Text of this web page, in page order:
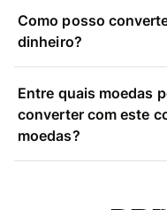
Como posso
dinheiro?
Entre quais moedas
converter com este
moedas?